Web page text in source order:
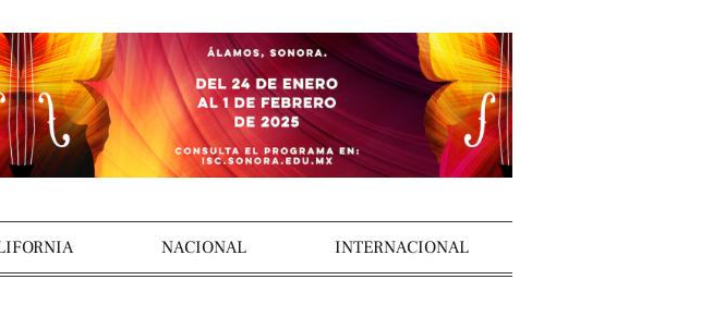
NACIONAL INTERNACIONAL